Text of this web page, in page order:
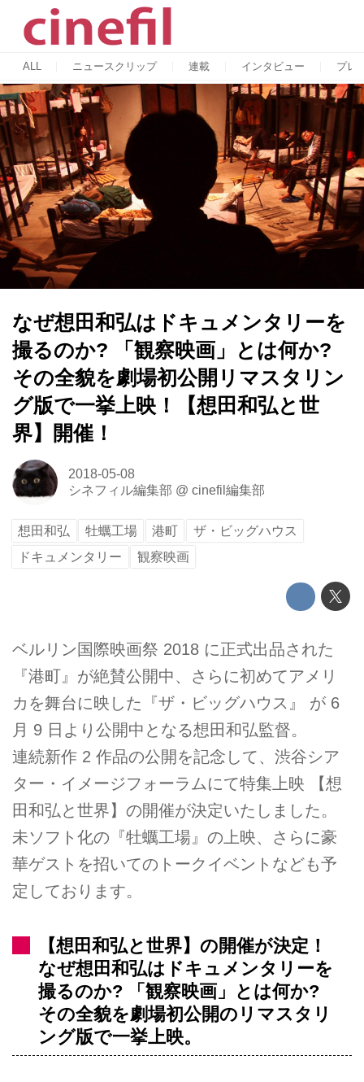
ALL ニュースクリップ 連載 インタビュー プレ
なぜ想田和弘はドキュメンタリーを
撮るのか? 「観察映画」とは何か?
その全貌を劇場初公開リマスタリン
グ版で一挙上映！【想田和弘と世
界】開催！
2018-05-08
シネフィル編集部 @ cinefil編集部
想田和弘 牡蠣工場 港町
ザ・ビッグハウス
ドキュメンタリー
観察映画
ベルリン国際映画祭 2018 に正式出品された
『港町』が絶賛公開中、さらに初めてアメリ
カを舞台に映した『ザ・ビッグハウス』 が 6
月 9 日より公開中となる想田和弘監督。
連続新作 2 作品の公開を記念して、渋谷シア
ター・イメージフォーラムにて特集上映 【想
田和弘と世界】の開催が決定いたしました。
未ソフト化の『牡蠣工場』の上映、さらに豪
華ゲストを招いてのトークイベントなども予
定しております。
【想田和弘と世界】の開催が決定！
なぜ想田和弘はドキュメンタリーを
撮るのか? 「観察映画」とは何か?
その全貌を劇場初公開のリマスタリ
ング版で一挙上映。